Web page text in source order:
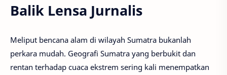
Balik Lensa Jurnalis
Meliput bencana alam di wilayah Sumatra bukanlah
perkara mudah. Geografi Sumatra yang berbukit dan
rentan terhadap cuaca ekstrem sering kali menempatkan